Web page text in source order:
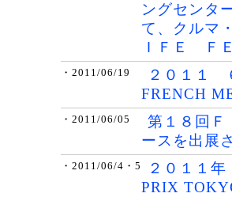
ングセンタ
て、クルマ
ＩＦＥ Ｆ
・2011/06/19
２０１１
FRENCH
・2011/06/05
第１８回
ースを出展
・2011/06/4・5
２０１１
PRIX